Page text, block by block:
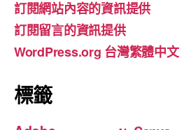
o
o
k
m b
e
訂閱網站內容的資訊提供
訂閱留言的資訊提供
WordPress.org 台灣繁體中文
標籤